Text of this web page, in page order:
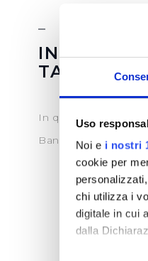
Uso
Noi e i nostri
cookie per
chi utilizza i
digitale in cui
dalla
In questa sezione è
Bandi di gara 2017